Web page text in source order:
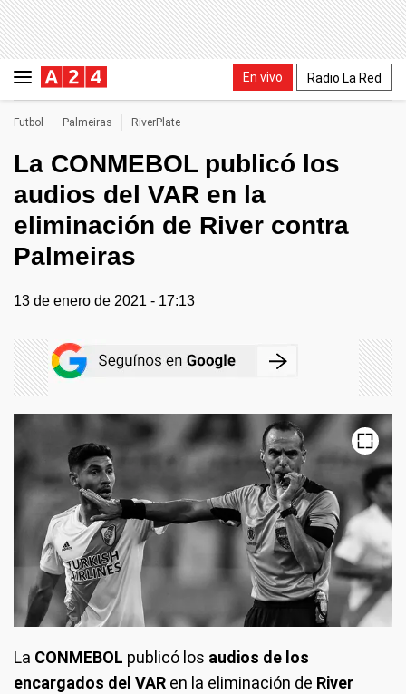
En vivo Radio La Red
Futbol Palmeiras RiverPlate
La CONMEBOL publicó los
audios del VAR en la
eliminación de River contra
Palmeiras
13 de enero de 2021 - 17:13
La CONMEBOL publicó los audios de los
encargados del VAR en la eliminación de River